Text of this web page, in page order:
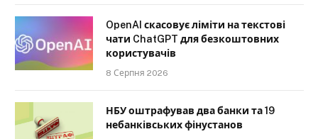
OpenAI скасовує ліміти на текстові
чати ChatGPT для безкоштовних
користувачів
8 Серпня 2026
НБУ оштрафував два банки та 19
небанківських фінустанов